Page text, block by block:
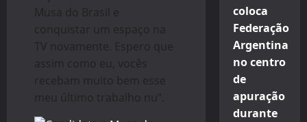
Musa do Brasil e
conquistar um espaço na
TV novamente. Espero que
assim como eu, vocês
recebam muito bem esse
meu último trabalho nu”.
coloca
Federação
Argentina
no centro
de
apuração
durante